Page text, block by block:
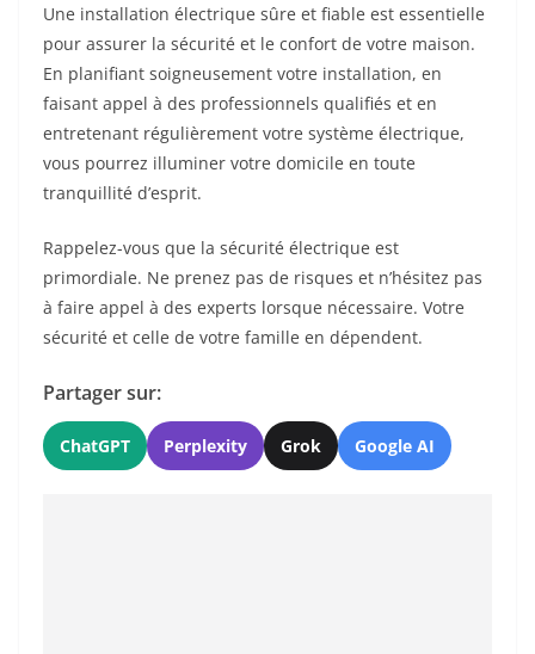
Une installation électrique sûre et fiable est essentielle
pour assurer la sécurité et le confort de votre maison.
En planifiant soigneusement votre installation, en
faisant appel à des professionnels qualifiés et en
entretenant régulièrement votre système électrique,
vous pourrez illuminer votre domicile en toute
tranquillité d’esprit.
Rappelez-vous que la sécurité électrique est
primordiale. Ne prenez pas de risques et n’hésitez pas
à faire appel à des experts lorsque nécessaire. Votre
sécurité et celle de votre famille en dépendent.
Partager sur:
ChatGPT Perplexity Grok Google AI